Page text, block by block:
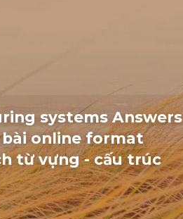
systems Answers
bài online format
từ vựng - cấu trúc